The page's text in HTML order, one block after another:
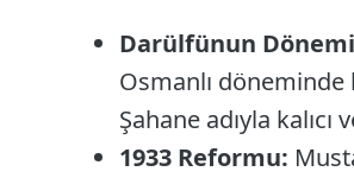
Darülfünun
Osmanlı döneminde
Şahane adıyla
1933 Reformu: